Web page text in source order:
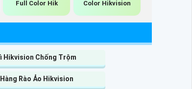
Full Color Hik
Color Hikvision
Hikvision Chống Trộm
Rào Ảo Hikvision